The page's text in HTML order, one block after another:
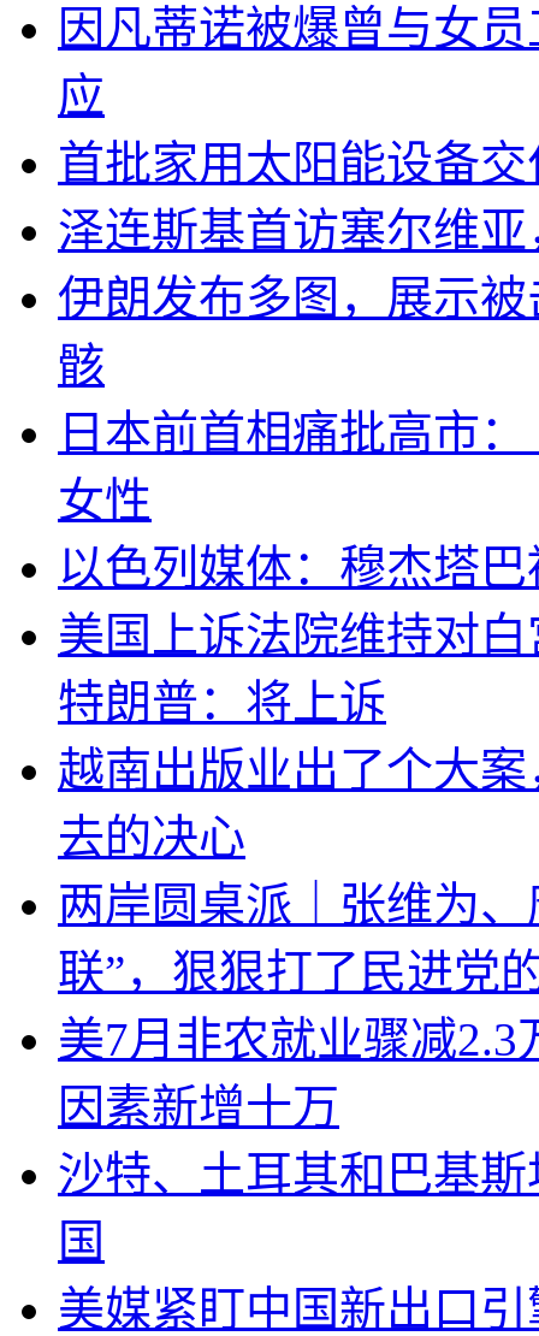
因凡蒂诺被爆曾与女
应
首批家用太阳能设备
泽连斯基首访塞尔维
伊朗发布多图，展示
骸
日本前首相痛批高市
女性
以色列媒体：穆杰塔
美国上诉法院维持对
特朗普：将上诉
越南出版业出了个大
去的决心
两岸圆桌派｜张维为
联”，狠狠打了民进党
美7月非农就业骤减
因素新增十万
沙特、土耳其和巴基
国
美媒紧盯中国新出口